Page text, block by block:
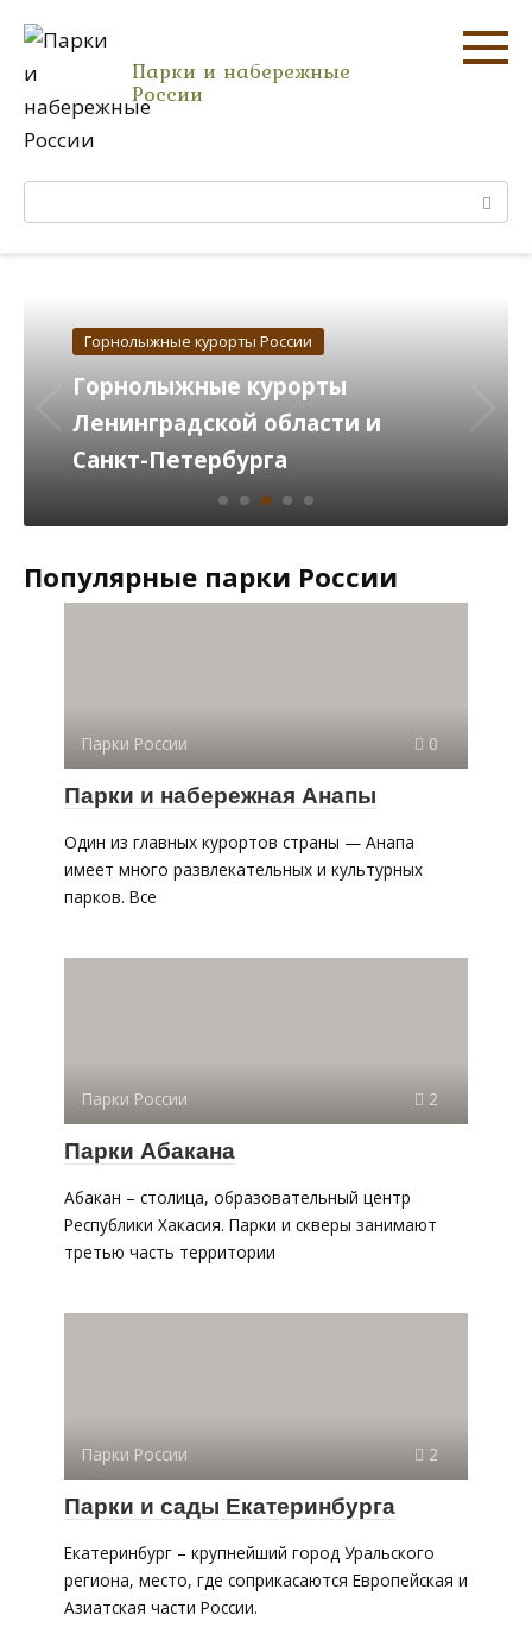
контенту
Парки и набережные
России
Горнолыжные курорты России
Горнолыжные курорты Красной
Поляны в Сочи
Популярные парки России
Парки России 0
Парки и набережная Анапы
Один из главных курортов страны — Анапа
имеет много развлекательных и культурных
парков. Все
Парки России 2
Парки Абакана
Абакан – столица, образовательный центр
Республики Хакасия. Парки и скверы занимают
третью часть территории
Парки России 2
Парки и сады Екатеринбурга
Екатеринбург – крупнейший город Уральского
региона, место, где соприкасаются Европейская и
Азиатская части России.